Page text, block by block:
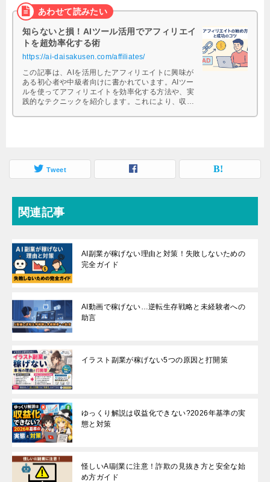
知らないと損！AIツール活用でアフィリエイ
トを超効率化する術
https://ai-daisakusen.com/affiliates/
この記事は、AIを活用したアフィリエイトに興味が
ある初心者や中級者向けに書かれています。AIツー
ルを使ってアフィリエイトを効率化する方法や、実
践的なテクニックを紹介します。これにより、収益
Tweet
関連記事
AI副業が稼げない理由と対策！失敗しないための
完全ガイド
AI動画で稼げない…逆転生存戦略と未経験者への
助言
イラスト副業が稼げない5つの原因と打開策
ゆっくり解説は収益化できない?2026年基準の実
態と対策
怪しいAI副業に注意！詐欺の見抜き方と安全な始
め方ガイド